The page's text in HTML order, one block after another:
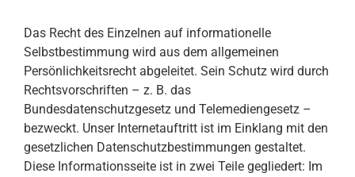
Das Recht des Einzelnen auf informationelle
Selbstbestimmung wird aus dem allgemeinen
Persönlichkeitsrecht abgeleitet. Sein Schutz wird durch
Rechtsvorschriften – z. B. das
Bundesdatenschutzgesetz und Telemediengesetz –
bezweckt. Unser Internetauftritt ist im Einklang mit den
gesetzlichen Datenschutzbestimmungen gestaltet.
Diese Informationsseite ist in zwei Teile gegliedert: Im